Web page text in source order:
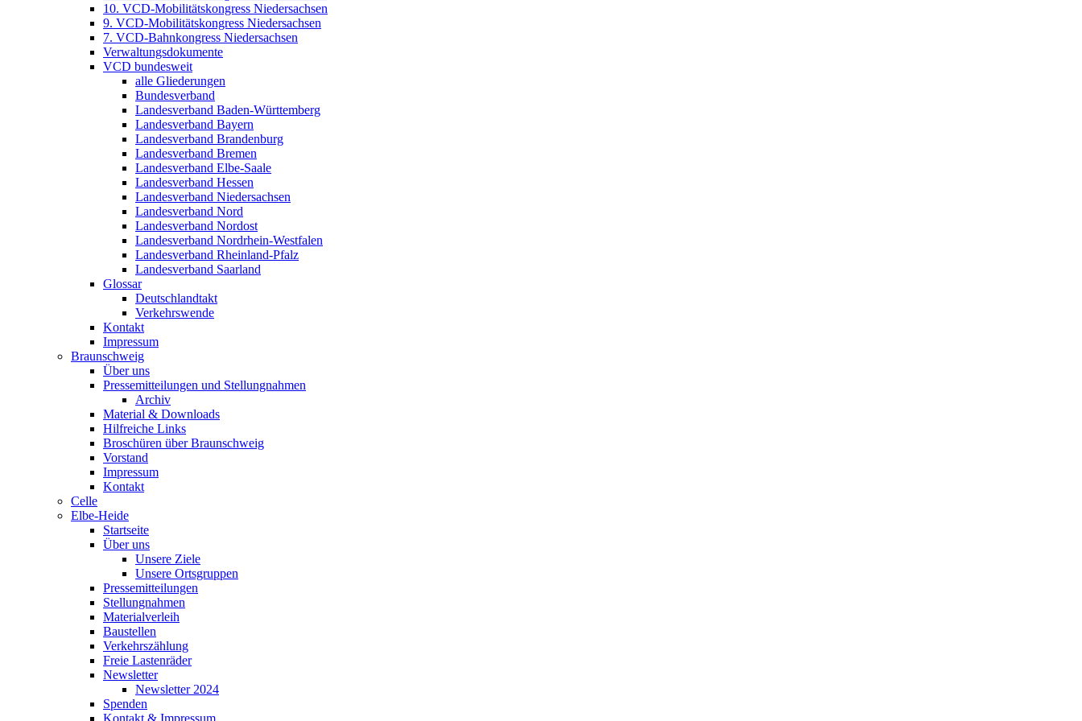
10. VCD-Mobilitätskongress Niedersachsen
9. VCD-Mobilitätskongress Niedersachsen
7. VCD-Bahnkongress Niedersachsen
Verwaltungsdokumente
VCD bundesweit
alle Gliederungen
Bundesverband
Landesverband Baden-Württemberg
Landesverband Bayern
Landesverband Brandenburg
Landesverband Bremen
Landesverband Elbe-Saale
Landesverband Hessen
Landesverband Niedersachsen
Landesverband Nord
Landesverband Nordost
Landesverband Nordrhein-Westfalen
Landesverband Rheinland-Pfalz
Landesverband Saarland
Glossar
Deutschlandtakt
Verkehrswende
Kontakt
Impressum
Braunschweig
Über uns
Pressemitteilungen und Stellungnahmen
Archiv
Material & Downloads
Hilfreiche Links
Broschüren über Braunschweig
Vorstand
Impressum
Kontakt
Celle
Elbe-Heide
Startseite
Über uns
Unsere Ziele
Unsere Ortsgruppen
Pressemitteilungen
Stellungnahmen
Materialverleih
Baustellen
Verkehrszählung
Freie Lastenräder
Newsletter
Newsletter 2024
Spenden
Kontakt & Impressum